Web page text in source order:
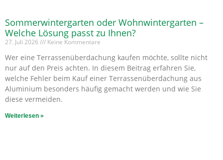
Sommerwintergarten oder Wohnwintergarten –
Welche Lösung passt zu Ihnen?
27. Juli 2026 Keine Kommentare
Wer eine Terrassenüberdachung kaufen möchte, sollte nicht
nur auf den Preis achten. In diesem Beitrag erfahren Sie,
welche Fehler beim Kauf einer Terrassenüberdachung aus
Aluminium besonders häufig gemacht werden und wie Sie
diese vermeiden.
Weiterlesen »